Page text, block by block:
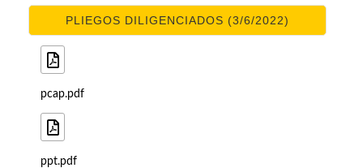
PLIEGOS DILIGENCIADOS (3/6/2022)
pcap.pdf
ppt.pdf